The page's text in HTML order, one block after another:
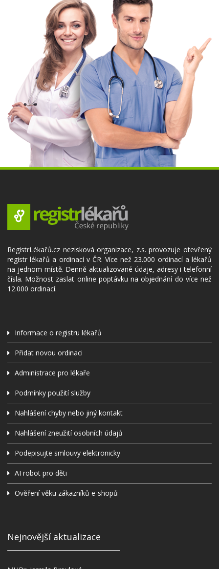
RegistrLékařů.cz nezisková organizace, z.s. provozuje otevřený
registr lékařů a ordinací v ČR. Více než 23.000 ordinací a lékařů
na jednom místě. Denně aktualizované údaje, adresy i telefonní
čísla. Možnost zaslat online poptávku na objednání do více než
12.000 ordinací.
Informace o registru lékařů
Přidat novou ordinaci
Administrace pro lékaře
Podmínky použití služby
Nahlášení chyby nebo jiný kontakt
Nahlášení zneužití osobních údajů
Podepisujte smlouvy elektronicky
AI robot pro děti
Ověření věku zákazníků e-shopů
Nejnovější aktualizace